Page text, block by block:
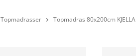
Topmadrasser  Topmadras 80x200cm KJELLA